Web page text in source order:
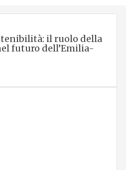
il ruolo della
futuro dell’Emilia-